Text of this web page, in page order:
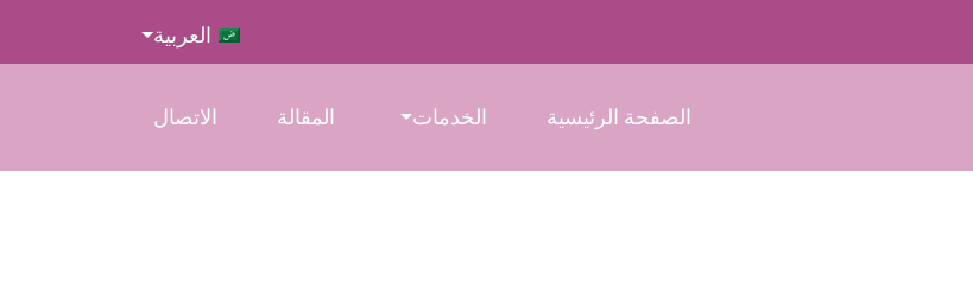
العربية
الصفحة الرئيسية الخدمات المقالة الاتصال